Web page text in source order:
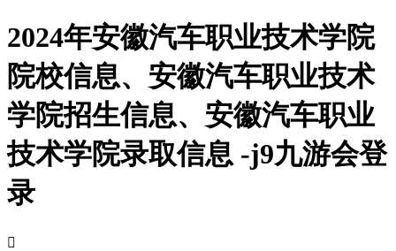
2024年安徽汽车职业技术学院
院校信息、安徽汽车职业技术
学院招生信息、安徽汽车职业
技术学院录取信息 -j9九游会登
录
